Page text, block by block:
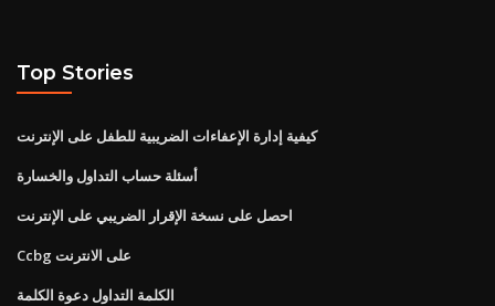
Top Stories
كيفية إدارة الإعفاءات الضريبية للطفل على الإنترنت
أسئلة حساب التداول والخسارة
احصل على نسخة الإقرار الضريبي على الإنترنت
Ccbg على الانترنت
الكلمة التداول دعوة الكلمة